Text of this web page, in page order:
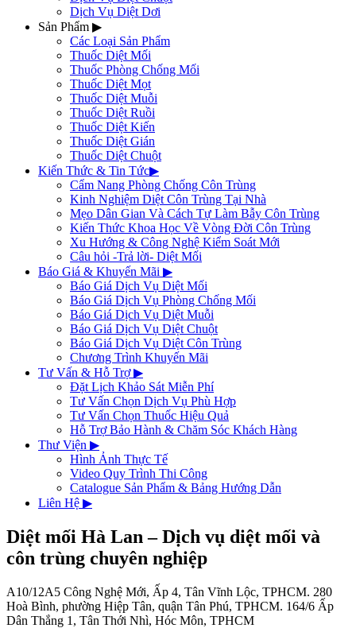
Dịch Vụ Diệt Dơi
Sản Phẩm ▶
Các Loại Sản Phẩm
Thuốc Diệt Mối
Thuốc Phòng Chống Mối
Thuốc Diệt Mọt
Thuốc Diệt Muỗi
Thuốc Diệt Ruồi
Thuốc Diệt Kiến
Thuốc Diệt Gián
Thuốc Diệt Chuột
Kiến Thức & Tin Tức▶
Cẩm Nang Phòng Chống Côn Trùng
Kinh Nghiệm Diệt Côn Trùng Tại Nhà
Mẹo Dân Gian Và Cách Tự Làm Bẫy Côn Trùng
Kiến Thức Khoa Học Về Vòng Đời Côn Trùng
Xu Hướng & Công Nghệ Kiểm Soát Mới
Câu hỏi -Trả lời- Diệt Mối
Báo Giá & Khuyến Mãi ▶
Báo Giá Dịch Vụ Diệt Mối
Báo Giá Dịch Vụ Phòng Chống Mối
Báo Giá Dịch Vụ Diệt Muỗi
Báo Giá Dịch Vụ Diệt Chuột
Báo Giá Dịch Vụ Diệt Côn Trùng
Chương Trình Khuyến Mãi
Tư Vấn & Hỗ Trợ▶
Đặt Lịch Khảo Sát Miễn Phí
Tư Vấn Chọn Dịch Vụ Phù Hợp
Tư Vấn Chọn Thuốc Hiệu Quả
Hỗ Trợ Bảo Hành & Chăm Sóc Khách Hàng
Thư Viện ▶
Hình Ảnh Thực Tế
Video Quy Trình Thi Công
Catalogue Sản Phẩm & Bảng Hướng Dẫn
Liên Hệ ▶
Diệt mối Hà Lan – Dịch vụ diệt mối và
côn trùng chuyên nghiệp
A10/12A5 Công Nghệ Mới, Ấp 4, Tân Vĩnh Lộc, TPHCM. 280
Hoà Bình, phường Hiệp Tân, quận Tân Phú, TPHCM. 164/6 Ấp
Dân Thắng 1, Tân Thới Nhì, Hóc Môn, TPHCM